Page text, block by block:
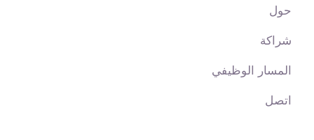
حول
شراكة
المسار الوظيفي
اتصل